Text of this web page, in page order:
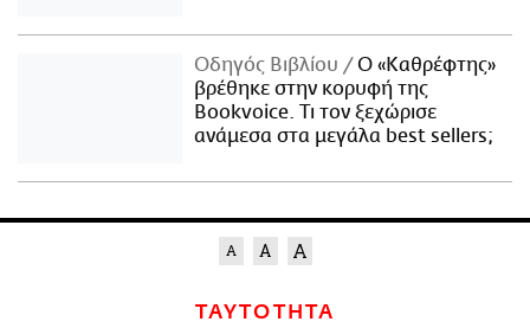
Οδηγός Βιβλίου
Ο «Καθρέφτης»
βρέθηκε στην κορυφή της
Bookvoice. Τι τον ξεχώρισε
ανάμεσα στα μεγάλα best sellers;
ΤΑΥΤΟΤΗΤΑ